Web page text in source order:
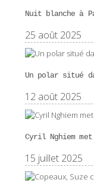
Nuit blanche à
25 août 2025
Un polar situé
12 août 2025
Cyril Nghiem
15 juillet 2025